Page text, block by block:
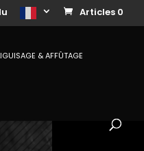
Articles 0
& AFFÛTAGE